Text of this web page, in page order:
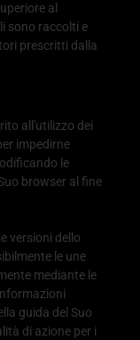
al
sono raccolti e
prescritti dalla
all'utilizzo dei
impedirne
le
browser al fine
versioni dello
le une
mediante le
guida del Suo
di azione per i